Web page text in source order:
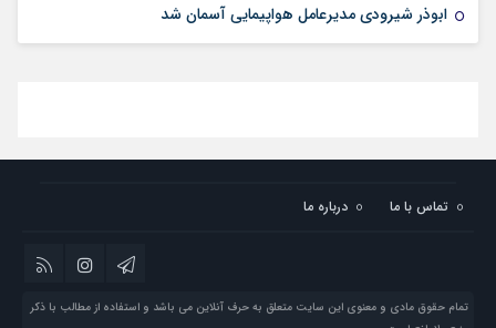
ابوذر شیرودی مدیرعامل هواپیمایی آسمان شد
تماس با ما درباره ما
تمام حقوق مادی و معنوی این سایت متعلق به حرف آنلاین می باشد و استفاده از مطالب با ذکر